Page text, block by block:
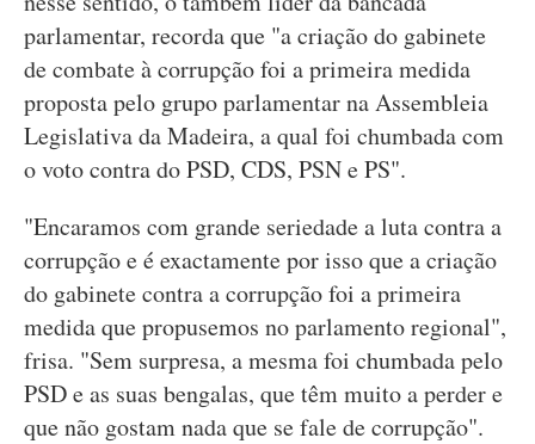
parlamentar, recorda que "a criação do gabinete
de combate à corrupção foi a primeira medida
proposta pelo grupo parlamentar na Assembleia
Legislativa da Madeira, a qual foi chumbada com
o voto contra do PSD, CDS, PSN e PS".
"Encaramos com grande seriedade a luta contra a
corrupção e é exactamente por isso que a criação
do gabinete contra a corrupção foi a primeira
medida que propusemos no parlamento regional",
frisa. "Sem surpresa, a mesma foi chumbada pelo
PSD e as suas bengalas, que têm muito a perder e
que não gostam nada que se fale de corrupção".